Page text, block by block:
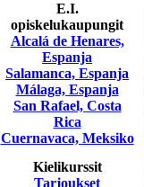
E.I.
opiskelukaupungit
Alcalá de Henares,
Espanja
Salamanca, Espanja
Málaga, Espanja
San Rafael, Costa
Rica
Cuernavaca, Meksiko
Kielikurssit
Tarjoukset